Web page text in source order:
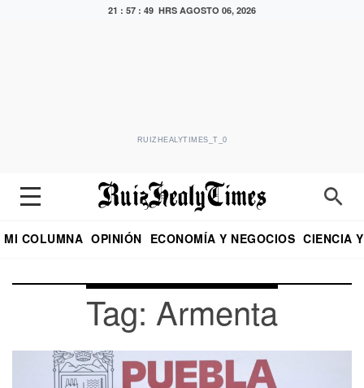
21 : 57 : 49 HRS AGOSTO 06, 2026
RUIZHEALYTIMES_T_0
MI COLUMNA OPINIÓN ECONOMÍA Y NEGOCIOS CIENCIA
Tag: Armenta